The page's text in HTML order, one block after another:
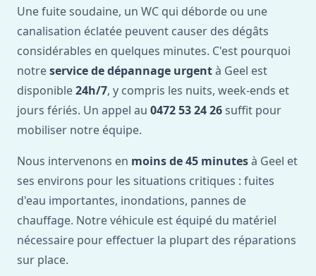
Une fuite soudaine, un WC qui déborde ou une
canalisation éclatée peuvent causer des dégâts
considérables en quelques minutes. C'est pourquoi
notreservice de dépannage urgentà Geel est
disponible24h/7, y compris les nuits, week-ends et
jours fériés. Un appel au 0472 53 24 26 suffit pour
mobiliser notre équipe.
Nous intervenons en moins de 45 minutesà Geel et
ses environs pour les situations critiques : fuites
d'eau importantes, inondations, pannes de
chauffage. Notre véhicule est équipé du matériel
nécessaire pour effectuer la plupart des réparations
sur place.